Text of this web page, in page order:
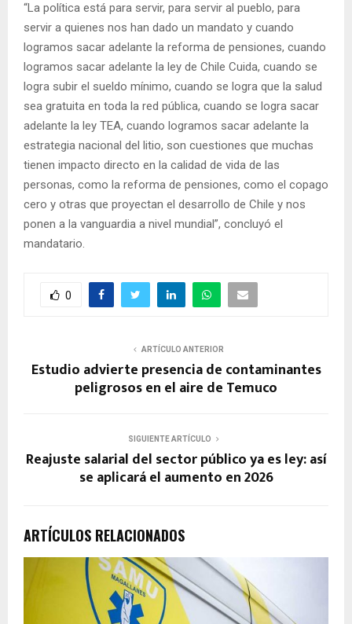
“La política está para servir, para servir al pueblo, para
servir a quienes nos han dado un mandato y cuando
logramos sacar adelante la reforma de pensiones, cuando
logramos sacar adelante la ley de Chile Cuida, cuando se
logra subir el sueldo mínimo, cuando se logra que la salud
sea gratuita en toda la red pública, cuando se logra sacar
adelante la ley TEA, cuando logramos sacar adelante la
estrategia nacional del litio, son cuestiones que muchas
tienen impacto directo en la calidad de vida de las
personas, como la reforma de pensiones, como el copago
cero y otras que proyectan el desarrollo de Chile y nos
ponen a la vanguardia a nivel mundial”, concluyó el
mandatario.
0
ARTÍCULO ANTERIOR
Estudio advierte presencia de contaminantes
peligrosos en el aire de Temuco
SIGUIENTE ARTÍCULO
Reajuste salarial del sector público ya es ley: así
se aplicará el aumento en 2026
ARTÍCULOS RELACIONADOS